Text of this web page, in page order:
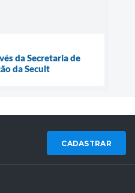
da Secretaria de
da Secult
CADASTRAR